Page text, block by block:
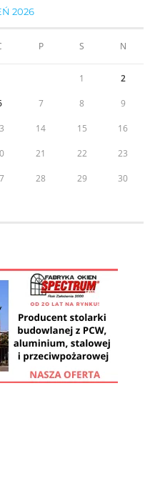
2026
P S N
1 2
7 8 9
14 15 16
21 22 23
28 29 30